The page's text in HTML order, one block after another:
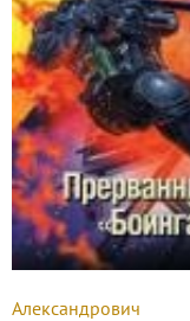
Александрович